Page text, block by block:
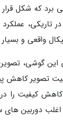
که شکل قرار
واقعی و
هواوی ادعا می نماید که تا زوم
دوربین